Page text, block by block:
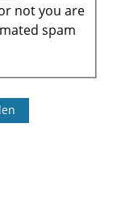
not you are
spam